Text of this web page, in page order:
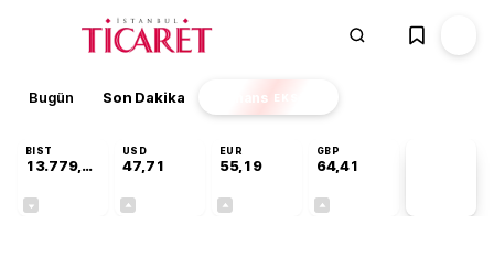
Bugün Son Dakika Finans EKSTRA
BIST
13.779,39
USD
47,71
EUR
55,19
GBP
64,41